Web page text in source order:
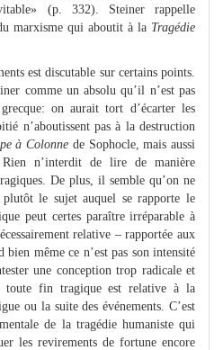
(p. 332). Steiner rappelle
marxisme qui aboutit à la Tragédie
est discutable sur certains points.
comme un absolu qu’il n’est pas
on aurait tort d’écarter les
n’aboutissent pas à la destruction
à Colonne de Sophocle, mais aussi
Rien n’interdit de lire de manière
De plus, il semble qu’on ne
le sujet auquel se rapporte le
peut certes paraître irréparable à
relative – rapportée aux
même ce n’est pas son intensité
une conception trop radicale et
fin tragique est relative à la
ou la suite des événements. C’est
de la tragédie humaniste qui
les revirements de fortune encore